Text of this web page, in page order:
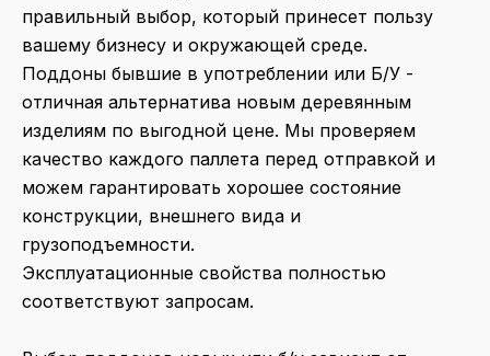
правильный выбор, который принесет пользу
вашему бизнесу и окружающей среде.
Поддоны бывшие в употреблении или Б/У -
отличная альтернатива новым деревянным
изделиям по выгодной цене. Мы проверяем
качество каждого паллета перед отправкой и
можем гарантировать хорошее состояние
конструкции, внешнего вида и
грузоподъемности.
Эксплуатационные свойства полностью
соответствуют запросам.